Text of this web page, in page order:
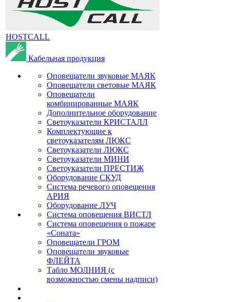
HOSTCALL
Кабельная продукция
Оповещатели звуковые МАЯК
Оповещатели световые МАЯК
Оповещатели
комбинированные МАЯК
Дополнительное оборудование
Светоуказатели КРИСТАЛЛ
Комплектующие к
светоуказателям ЛЮКС
Светоуказатели ЛЮКС
Светоуказатели МИНИ
Светоуказатели ПРЕСТИЖ
Оборудование СКУД
Система речевого оповещения
АРИЯ
Оборудование ЛУЧ
Система оповещения ВИСТЛ
Система оповещения о пожаре
«Соната»
Оповещатели ГРОМ
Оповещатели звуковые
ФЛЕЙТА
Табло МОЛНИЯ (с
возможностью смены надписи)